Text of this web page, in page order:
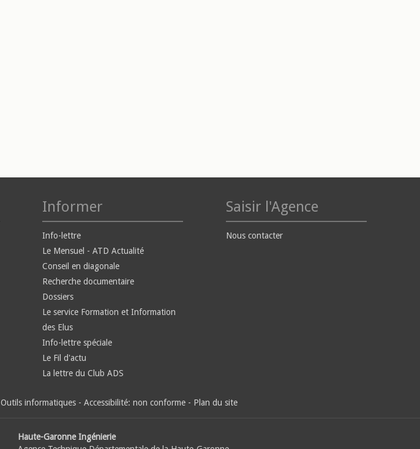
Informer
Info-lettre
Le Mensuel - ATD Actualité
Conseil en diagonale
Recherche documentaire
Dossiers
Le service Formation et Information
des Elus
Info-lettre spéciale
Le Fil d'actu
La lettre du Club ADS
Saisir l'Agence
Nous contacter
Outils informatiques - Accessibilité: non conforme - Plan du site
Haute-Garonne Ingénierie